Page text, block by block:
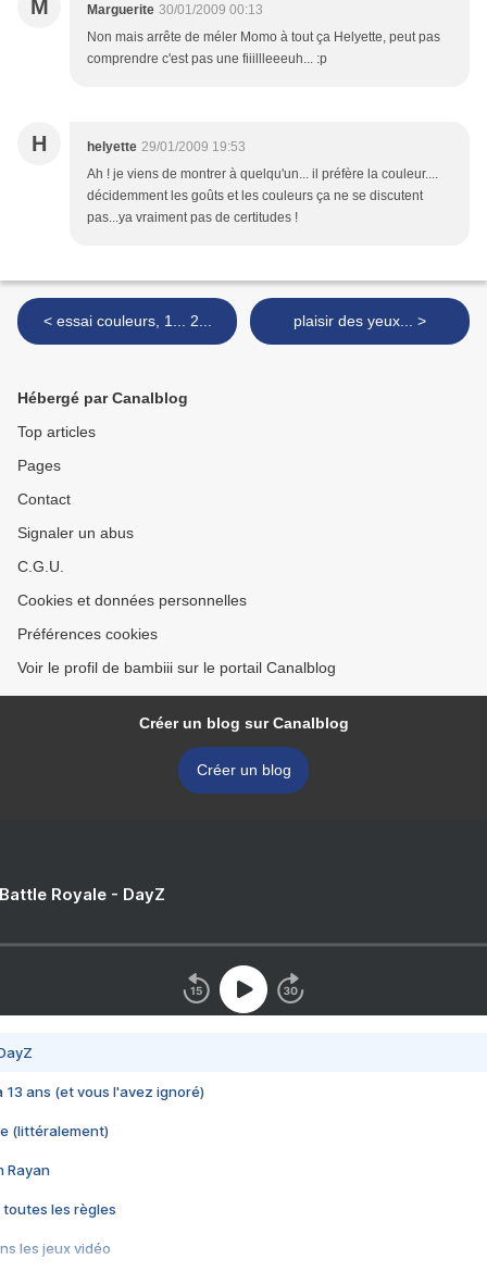
M Marguerite 30/01/2009 00:13
Non mais arrête de méler Momo à tout ça Helyette, peut pas
comprendre c'est pas une fiiillleeeuh... :p
H helyette 29/01/2009 19:53
Ah ! je viens de montrer à quelqu'un... il préfère la couleur....
décidemment les goûts et les couleurs ça ne se discutent
pas...ya vraiment pas de certitudes !
< essai couleurs, 1... 2... plaisir des yeux... >
Hébergé par Canalblog
Top articles
Pages
Contact
Signaler un abus
C.G.U.
Cookies et données personnelles
Préférences cookies
Voir le profil de bambiii sur le portail Canalblog
Créer un blog sur Canalblog
Créer un blog
Royale - DayZ
13 ans (et vous l'avez ignoré)
(littéralement)
Rayan
toutes les règles
les jeux vidéo